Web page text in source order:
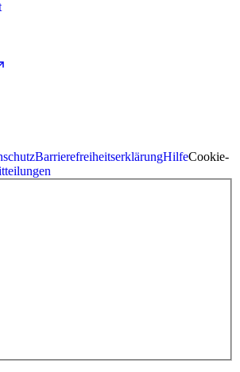
BarrierefreiheitserklärungHilfeCookie-